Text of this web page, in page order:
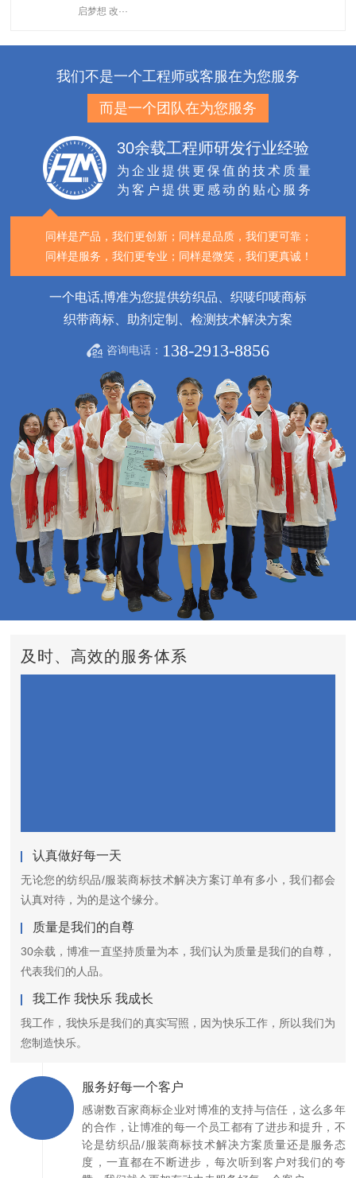
启梦想 改···
我们不是一个工程师或客服在为您服务
而是一个团队在为您服务
30余载工程师研发行业经验
为企业提供更保值的技术质量
为客户提供更感动的贴心服务
同样是产品，我们更创新； 同样是品质，我们更可靠；
同样是服务，我们更专业； 同样是微笑，我们更真诚！
一个电话,博准为您提供纺织品、织唛印唛商标
织带商标、助剂定制、检测技术解决方案
咨询电话： 138-2913-8856
及时、高效的服务体系
认真做好每一天
无论您的纺织品/服装商标技术解决方案订单有多小，我们都会
认真对待，为的是这个缘分。
质量是我们的自尊
30余载，博准一直坚持质量为本，我们认为质量是我们的自尊，
代表我们的人品。
我工作 我快乐 我成长
我工作，我快乐是我们的真实写照，因为快乐工作，所以我们为
您制造快乐。
服务好每一个客户
感谢数百家商标企业对博准的支持与信任，这么多年
的合作，让博准的每一个员工都有了进步和提升，不
论是纺织品/服装商标技术解决方案质量还是服务态
度，一直都在不断进步，每次听到客户对我们的夸